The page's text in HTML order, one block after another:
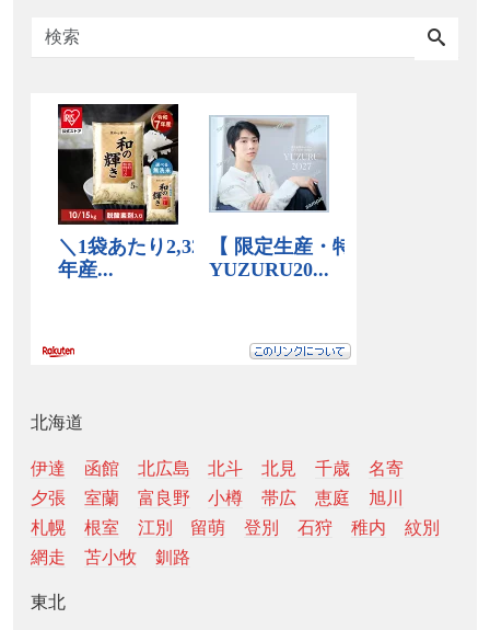
北海道
伊達 函館 北広島 北斗 北見 千歳
名寄
夕張
室蘭 富良野 小樽 帯広 恵庭
旭川
札幌
根室 江別 留萌 登別 石狩 稚内
紋別
網走
苫小牧 釧路
東北